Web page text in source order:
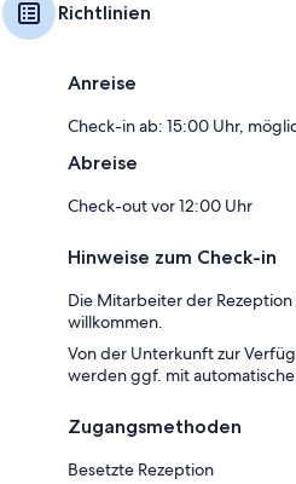
Richtlinien
Anreise
Check-in ab: 15:00 Uhr,
Abreise
Check-out vor 12:00 Uhr
Hinweise zum Check-in
Die Mitarbeiter der
willkommen.
Von der Unterkunft zur
werden ggf. mit
Zugangsmethoden
Besetzte Rezeption